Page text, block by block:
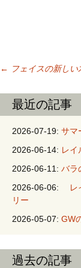
投
ョ
← フェイスの新しい
最近の記事
2026-07-19: サマ
2026-06-14: レイ
2026-06-11: バラ
2026-06-06:
レ
リー
2026-05-07: GW
過去の記事